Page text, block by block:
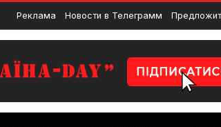
Реклама Новости в Телеграмм